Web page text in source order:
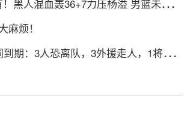
黑人混血轰36+7力压杨溢 男篮未来
麻烦！
期：3人恐离队，3外援走人，1将或